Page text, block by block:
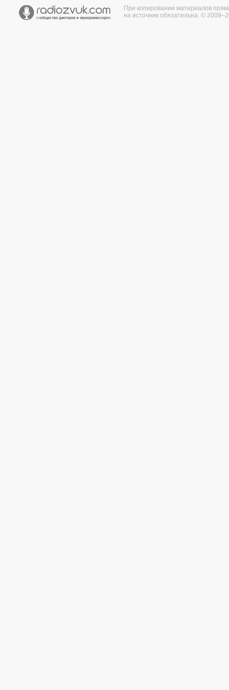
При копировании материалов
на источник обязательна. ©